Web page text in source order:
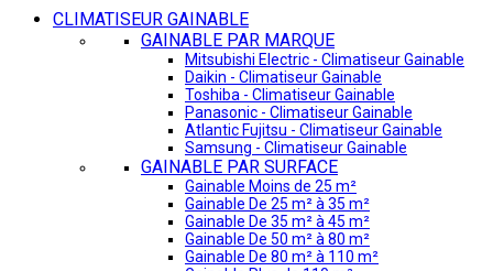
CLIMATISEUR GAINABLE
GAINABLE PAR MARQUE
Mitsubishi Electric - Climatiseur Gainable
Daikin - Climatiseur Gainable
Toshiba - Climatiseur Gainable
Panasonic - Climatiseur Gainable
Atlantic Fujitsu - Climatiseur Gainable
Samsung - Climatiseur Gainable
GAINABLE PAR SURFACE
Gainable Moins de 25 m²
Gainable De 25 m² à 35 m²
Gainable De 35 m² à 45 m²
Gainable De 50 m² à 80 m²
Gainable De 80 m² à 110 m²